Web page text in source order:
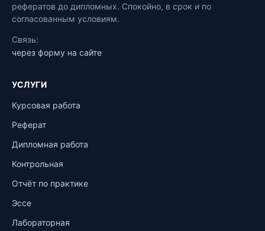
рефератов до дипломных. Спокойно, в срок и по
согласованным условиям.
Связь:
через форму на сайте
УСЛУГИ
Курсовая работа
Реферат
Дипломная работа
Контрольная
Отчёт по практике
Эссе
Лабораторная